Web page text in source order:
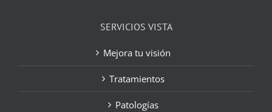
SERVICIOS VISTA
Mejora tu visión
Tratamientos
Patologías